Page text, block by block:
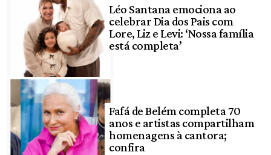
Léo Santana emociona ao
celebrar Dia dos Pais com
Lore, Liz e Levi: ‘Nossa família
está completa’
Fafá de Belém completa 70
anos e artistas compartilham
homenagens à cantora;
confira